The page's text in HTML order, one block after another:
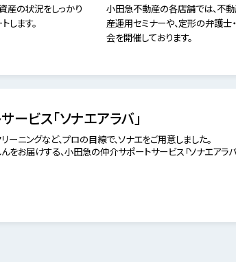
産の状況をしっかり
します。
小田急不動産の各店舗では、不
産運用セミナーや、定形の弁護士
会を開催しております。
ビス「ソナエアラバ」
ニングなど、プロの目線で、ソナエをご用意しました。
お届けする、小田急の仲介サポートサービス「ソナエアラバ